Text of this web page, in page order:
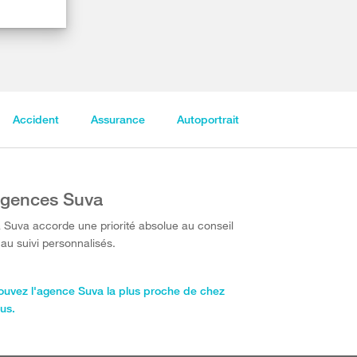
Accident Assurance Autoportrait
Suva
Suva accorde une priorité absolue au conseil
suivi personnalisés.
l'agence Suva la plus proche de chez